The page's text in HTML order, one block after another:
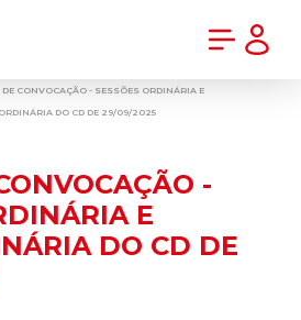
DE CONVOCAÇÃO - SESSÕES ORDINÁRIA E
DO CD DE 29/09/2025
-
E
DO CD DE